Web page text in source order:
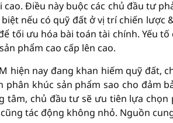
Điều này buộc các chủ đầu tư
nếu có quỹ đất ở vị trí chiến lược
tối ưu hóa bài toán tài chính. Yếu tố
phẩm cao cấp lên cao.
hiện nay đang khan hiếm quỹ đất,
khúc sản phẩm sao cho đảm
tâm, chủ đầu tư sẽ ưu tiên lựa chọn
tác động không nhỏ. Nguồn